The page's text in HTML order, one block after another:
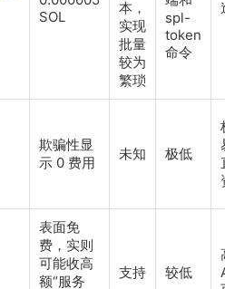
SOL
本，
实现
批量
较为
繁琐
spl-
token
命令
欺骗性显
示 0 费用
未知 极低
表面免
费，实则
可能收高
额“服务
支持 较低